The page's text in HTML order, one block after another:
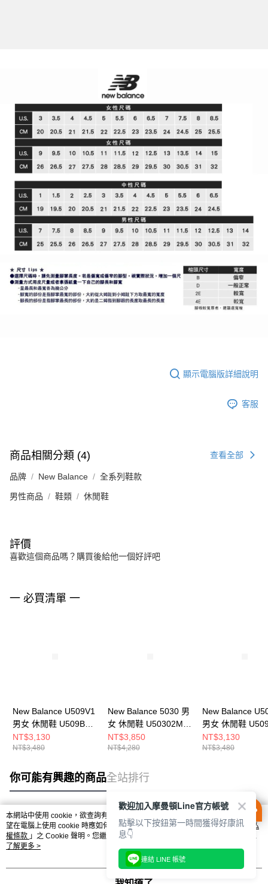
顯示電腦版詳細說明
客服
商品相關分類 (4) 查看全部
品牌 New Balance 全系列鞋款
男性商品 鞋類 休閒鞋
評價
喜歡這個商品嗎？購買後給他一個好評吧
一 必買清單 一
New Balance U509V1
男女 休閒鞋 U509BA-
D
NT$3,130
NT$3,480
New Balance 5030 男
女 休閒鞋 U50302ML-
D
NT$3,850
NT$4,280
New Balance
男女 休閒鞋
D
NT$3,130
NT$3,480
你可能有興趣的商品全站排行
熱門標籤
本網站中使用 cookie，欲查詢有關本網站使用 cookie 方式之詳情，及若您不希
望在電腦上使用 cookie 時應如何變更電腦的 cookie 設定，請參閱本網站「
隱私
權條款 」之 Cookie 聲明。您繼續使用本網站即表示您同意本公司得按本網站使
用條款之 Cookie 聲明使用 cookie。
了解更多 >
歡迎加入摩曼頓Line官方帳號
點擊以下按鈕第一時間獲得好康訊
息👇
連結 LINE 帳號